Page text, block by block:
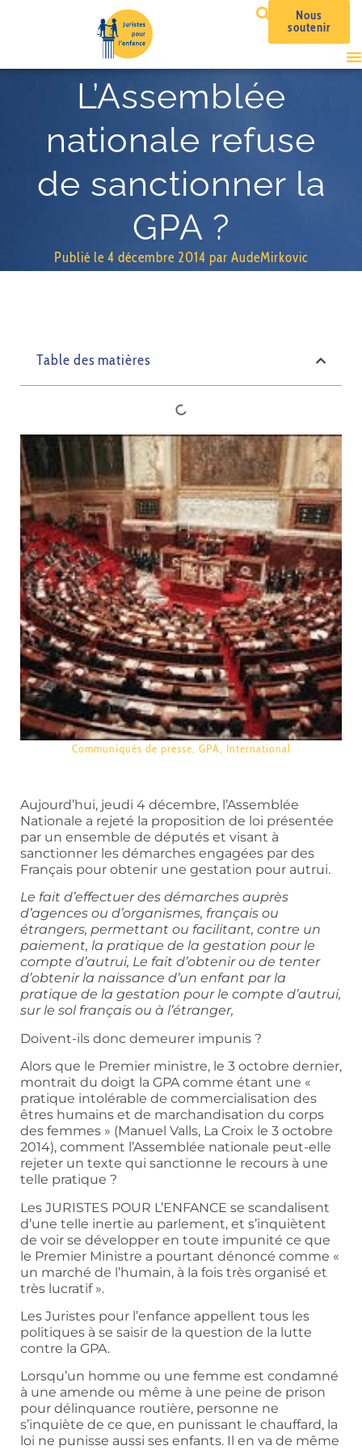
Nous
soutenir
L’Assemblée
nationale refuse
de sanctionner la
GPA ?
Publié le 4 décembre 2014 par AudeMirkovic
Table des matières
Communiqués de presse, GPA, International
Aujourd’hui, jeudi 4 décembre, l’Assemblée
Nationale a rejeté la proposition de loi présentée
par un ensemble de députés et visant à
sanctionner les démarches engagées par des
Français pour obtenir une gestation pour autrui.
Le fait d’effectuer des démarches auprès
d’agences ou d’organismes, français ou
étrangers, permettant ou facilitant, contre un
paiement, la pratique de la gestation pour le
compte d’autrui, Le fait d’obtenir ou de tenter
d’obtenir la naissance d’un enfant par la
pratique de la gestation pour le compte d’autrui,
sur le sol français ou à l’étranger,
Doivent-ils donc demeurer impunis ?
Alors que le Premier ministre, le 3 octobre dernier,
montrait du doigt la GPA comme étant une «
pratique intolérable de commercialisation des
êtres humains et de marchandisation du corps
des femmes » (Manuel Valls, La Croix le 3 octobre
2014), comment l’Assemblée nationale peut-elle
rejeter un texte qui sanctionne le recours à une
telle pratique ?
Les JURISTES POUR L’ENFANCE se scandalisent
d’une telle inertie au parlement, et s’inquiètent
de voir se développer en toute impunité ce que
le Premier Ministre a pourtant dénoncé comme «
un marché de l’humain, à la fois très organisé et
très lucratif ».
Les Juristes pour l’enfance appellent tous les
politiques à se saisir de la question de la lutte
contre la GPA.
Lorsqu’un homme ou une femme est condamné
à une amende ou même à une peine de prison
pour délinquance routière, personne ne
s’inquiète de ce que, en punissant le chauffard, la
loi ne punisse aussi ses enfants. Il en va de même